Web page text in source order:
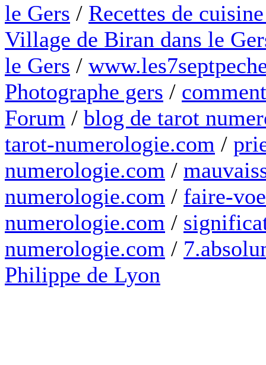
le Gers / Recettes de
Village de Biran dans le
le Gers /
Photographe gers /
Forum / blog de tarot
tarot-numerologie.com /
numerologie.com /
numerologie.com / faire-
numerologie.com /
numerologie.com /
Philippe de Lyon